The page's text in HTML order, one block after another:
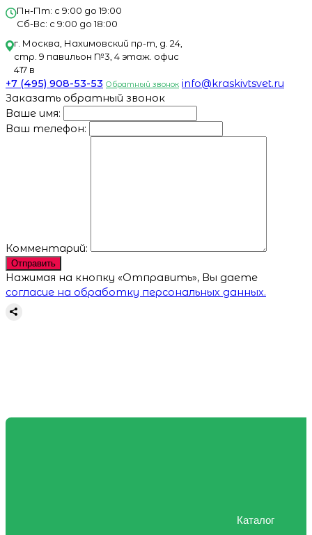
Пн-Пт: с 9:00 до 19:00
Сб-Вс: с 9:00 до 18:00
г. Москва, Нахимовский пр-т, д. 24,
стр. 9 павильон №3, 4 этаж. офис
417 в
+7 (495) 908-53-53 Обратный звонок info@kraskivtsvet.ru
Заказать обратный звонок
Ваше имя:
Ваш телефон:
Комментарий:
Отправить
Нажимая на кнопку «Отправить», Вы даете
согласие на обработку персональных данных.
Каталог